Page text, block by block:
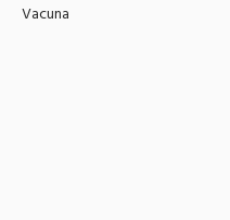
Vacuna